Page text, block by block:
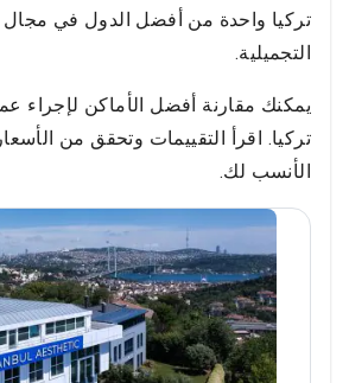
تركيا واحدة من أفضل الدول في مجال
التجميلية.
يمكنك مقارنة أفضل الأماكن لإجراء
تركيا. اقرأ التقييمات وتحقق من الأسعار
الأنسب لك.